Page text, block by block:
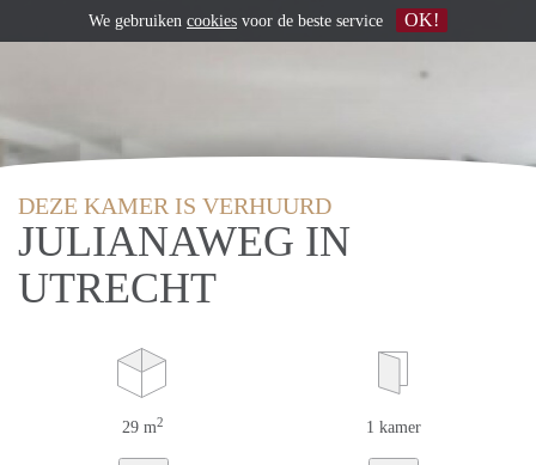
DEZE KAMER IS VERHUURD
JULIANAWEG IN
UTRECHT
29 m2 1 kamer
We gebruiken cookies voor de beste service OK!